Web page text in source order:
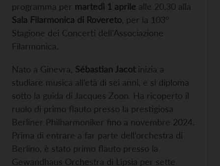
programma per martedì 1 aprile alle 20.30 alla
Sala Filarmonica di Rovereto per la 103°
Stagione dei Concerti dell’Associazione
Filarmonica.
Nato a Ginevra, Sébastian Jacotinizia a
studiare musica all’età di sei anni, e si diploma
sotto la guida di Jacques Zoon. Ha ricoperto il
ruolo di primo flauto presso la prestigiosa
Berliner Philharmoniker fino a novembre 2024.
Prima di entrare a far parte dell’orchestra di
Berlino, è stato primo flauto presso la
Gewandhaus Orchestra di Lipsia per sette